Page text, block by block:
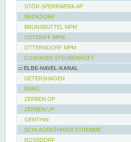
STÖR-SPERRWERK AP
BROKDORF
BRUNSBÜTTEL MPM
OSTERIFF MPM
OTTERNDORF MPM
CUXHAVEN STEUBENHÖFT
ELBE-HAVEL-KANAL
DETERSHAGEN
BURG
ZERBEN OP
ZERBEN UP
GENTHIN
SCHLAGENTHINER STREMME
ROSSDORF